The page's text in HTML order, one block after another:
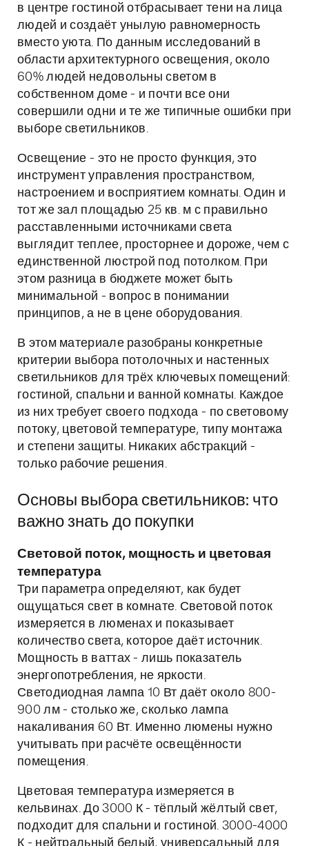
в центре гостиной отбрасывает тени на лица
людей и создаёт унылую равномерность
вместо уюта. По данным исследований в
области архитектурного освещения, около
60% людей недовольны светом в
собственном доме - и почти все они
совершили одни и те же типичные ошибки при
выборе светильников.
Освещение - это не просто функция, это
инструмент управления пространством,
настроением и восприятием комнаты. Один и
тот же зал площадью 25 кв. м с правильно
расставленными источниками света
выглядит теплее, просторнее и дороже, чем с
единственной люстрой под потолком. При
этом разница в бюджете может быть
минимальной - вопрос в понимании
принципов, а не в цене оборудования.
В этом материале разобраны конкретные
критерии выбора потолочных и настенных
светильников для трёх ключевых помещений:
гостиной, спальни и ванной комнаты. Каждое
из них требует своего подхода - по световому
потоку, цветовой температуре, типу монтажа
и степени защиты. Никаких абстракций -
только рабочие решения.
Основы выбора светильников: что
важно знать до покупки
Световой поток, мощность и цветовая
температура
Три параметра определяют, как будет
ощущаться свет в комнате. Световой поток
измеряется в люменах и показывает
количество света, которое даёт источник.
Мощность в ваттах - лишь показатель
энергопотребления, не яркости.
Светодиодная лампа 10 Вт даёт около 800-
900 лм - столько же, сколько лампа
накаливания 60 Вт. Именно люмены нужно
учитывать при расчёте освещённости
помещения.
Цветовая температура измеряется в
кельвинах. До 3000 К - тёплый жёлтый свет,
подходит для спальни и гостиной. 3000-4000
К - нейтральный белый, универсальный для